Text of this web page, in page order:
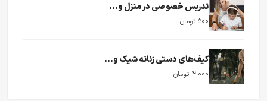
تدریس خصوصی در منزل و...
500 تومان
کیف‌های دستی زنانه شیک و...
4,000 تومان